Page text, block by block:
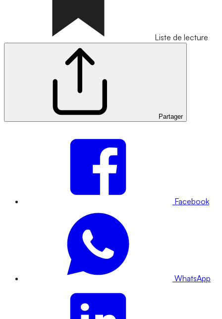
Liste de lecture
Partager
Facebook
WhatsApp